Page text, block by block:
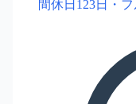
間休日123日・